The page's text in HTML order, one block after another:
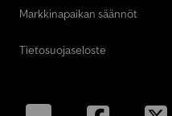
Markkinapaikan säännöt
Tietosuojaseloste